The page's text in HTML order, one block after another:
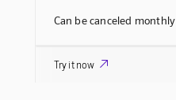
Can be canceled monthly
Try it now 